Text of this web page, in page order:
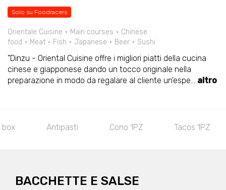
Solo su Foodracers
Orientale Cuisine Main courses
Chinese
food
Meat Fish Japanese Beer Sushi
"Dinzu - Oriental Cuisine offre i migliori piatti della cucina
cinese e giapponese dando un tocco originale nella
preparazione in modo da regalare al cliente un'espe... altro
box Antipasti Cono 1PZ Tacos 1PZ
BACCHETTE E SALSE